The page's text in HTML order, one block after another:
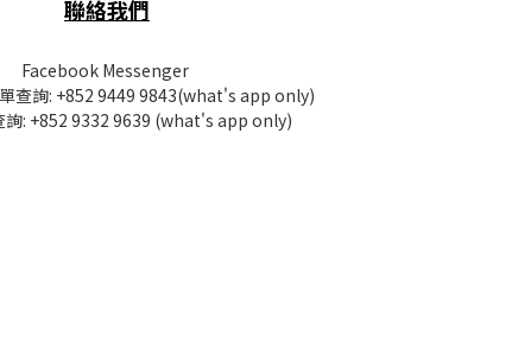
聯絡我們
Facebook Messenger
查詢: +852 9449 9843(what's app only)
詢: +852 9332 9639 (what's app only)